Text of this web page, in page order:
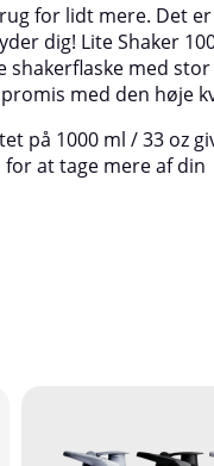
for lidt mere. Det
dig! Lite Shaker
shakerflaske med stor
med den høje
på 1000 ml / 33 oz
at tage mere af din